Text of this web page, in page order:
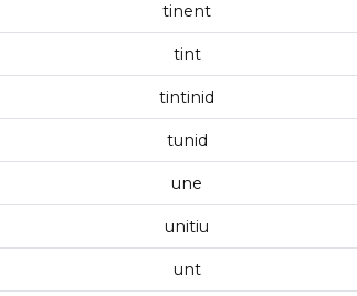
tinent
tint
tintinid
tunid
une
unitiu
unt